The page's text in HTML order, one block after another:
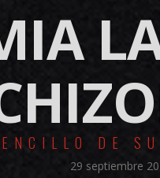
DE
29 septiembre